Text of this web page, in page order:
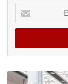
your
Email